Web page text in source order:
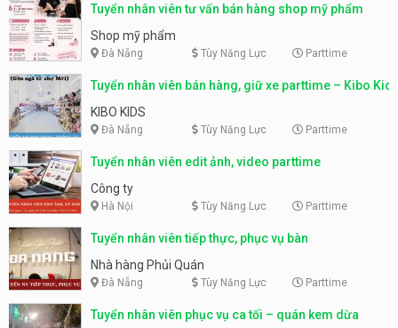
Tuyển nhân viên tư vấn bán hàng shop mỹ phẩm
Shop mỹ phẩm
Đà Nẵng Tùy Năng Lực Parttime
Tuyển nhân viên bán hàng, giữ xe parttime – Kibo Kid
KIBO KIDS
Đà Nẵng Tùy Năng Lực Parttime
Tuyển nhân viên edit ảnh, video parttime
Công ty
Hà Nội Tùy Năng Lực Parttime
Tuyển nhân viên tiếp thực, phục vụ bàn
Nhà hàng Phủi Quán
Đà Nẵng Tùy Năng Lực Parttime
Tuyển nhân viên phục vụ ca tối – quán kem dừa